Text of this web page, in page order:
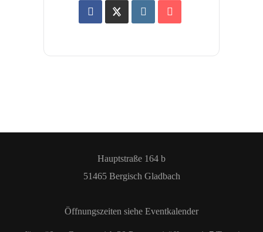
Hauptstraße 164 b
51465 Bergisch Gladbach
Öffnungszeiten siehe Eventkalender